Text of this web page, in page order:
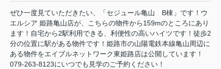
ぜひ一度見ていただきたい、「セジュール亀山 B棟」です！ウ
エルシア 姫路亀山店が、こちらの物件から159mのところにあり
ます！自宅から2駅利用できる、利便性の高いハイツです！徒歩2
分の位置に駅がある物件です！姫路市の山陽電鉄本線亀山周辺に
ある物件をエイブルネットワーク東姫路店は公開しています！
079-263-8123にいつでも見学のご予約ください！